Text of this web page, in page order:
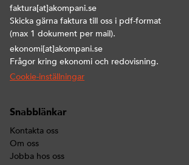
faktura[at]akompani.se
Skicka gärna faktura till oss i pdf-format
(max 1 dokument per mail).
ekonomi[at]akompani.se
Frågor kring ekonomi och redovisning.
Cookie-inställningar
Snabblänkar
Kontakta oss
Om oss
Jobba hos oss